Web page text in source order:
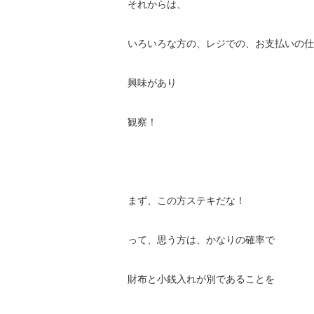
それからは、
いろいろな方の、レジでの、お支払いの
興味があり
観察！
まず、この方ステキだな！
って、思う方は、かなりの確率で
財布と小銭入れが別であることを